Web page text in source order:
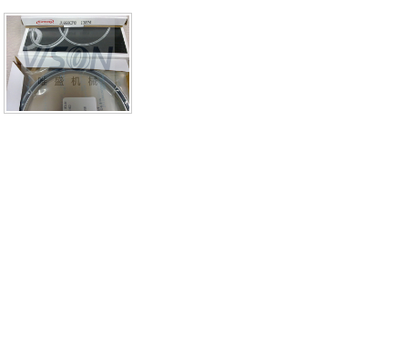
推荐：40.MVA，FEB22436H HS6-43P1Z，P4BE300-SRB-
CRE热销品牌推荐：1R8X12X10.56306.